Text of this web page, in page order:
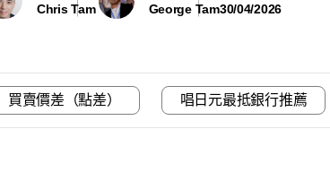
Chris Tam
George Tam30/04/2026
買賣價差（點差） 唱日元最抵銀行推薦